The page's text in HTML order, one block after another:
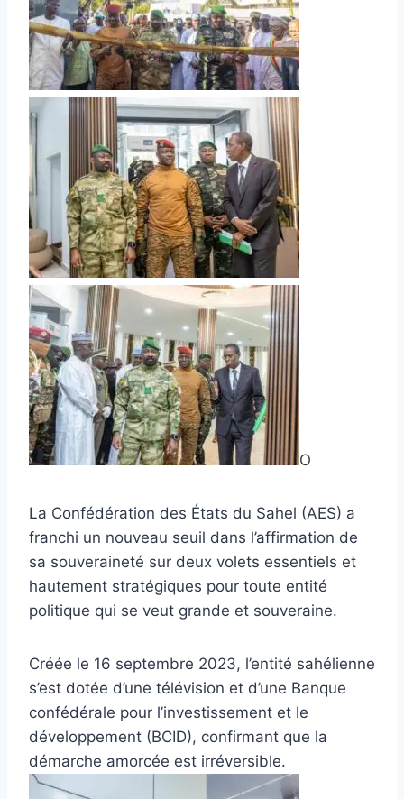
O
La Confédération des États du Sahel (AES) a
franchi un nouveau seuil dans l’affirmation de
sa souveraineté sur deux volets essentiels et
hautement stratégiques pour toute entité
politique qui se veut grande et souveraine.
Créée le 16 septembre 2023, l’entité sahélienne
s’est dotée d’une télévision et d’une Banque
confédérale pour l’investissement et le
développement (BCID), confirmant que la
démarche amorcée est irréversible.